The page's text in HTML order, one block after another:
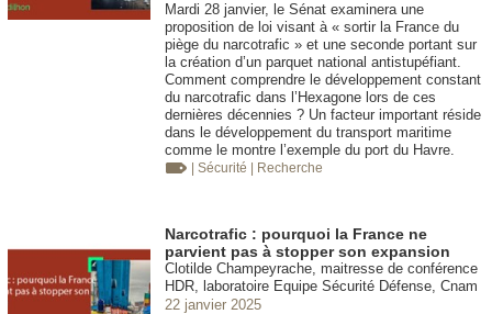
Mardi 28 janvier, le Sénat examinera une
proposition de loi visant à « sortir la France du
piège du narcotrafic » et une seconde portant sur
la création d’un parquet national antistupéfiant.
Comment comprendre le développement constant
du narcotrafic dans l’Hexagone lors de ces
dernières décennies ? Un facteur important réside
dans le développement du transport maritime
comme le montre l’exemple du port du Havre.
| Sécurité | Recherche
Narcotrafic : pourquoi la France ne
parvient pas à stopper son expansion
Clotilde Champeyrache, maitresse de conférence
HDR, laboratoire Equipe Sécurité Défense, Cnam
22 janvier 2025